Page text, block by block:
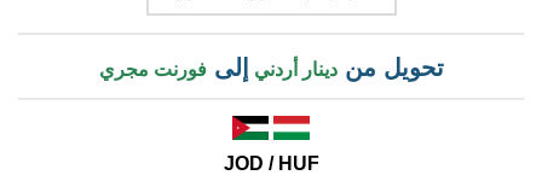
تحويل مندينار أردني إلىفورنت مجري
JOD / HUF